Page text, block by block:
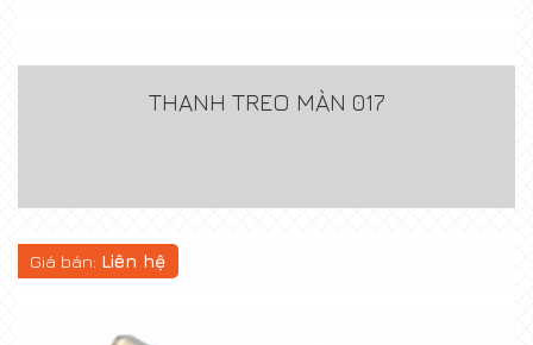
THANH TREO MÀN 017
Giá bán: Liên hệ